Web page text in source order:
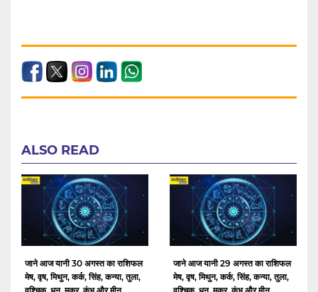
ALSO READ
जाने आज यानी 30 अगस्त का राशिफल
मेष, वृष, मिथुन, कर्क, सिंह, कन्या, तुला,
जाने आज यानी 29 अगस्त का राशिफल
मेष, वृष, मिथुन, कर्क, सिंह, कन्या, तुला,